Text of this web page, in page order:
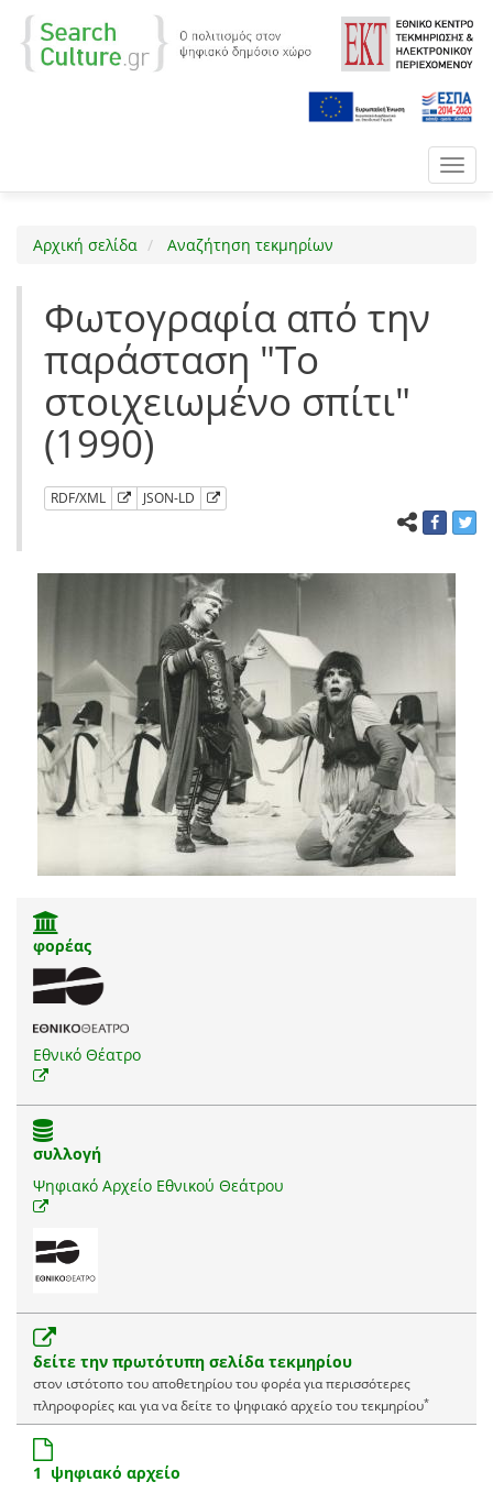
Αρχική σελίδα Αναζήτηση τεκμηρίων
Φωτογραφία από την
παράσταση "Το
στοιχειωμένο σπίτι"
(1990)
RDF/XML JSON-LD
φορέας
Εθνικό Θέατρο
συλλογή
Ψηφιακό Αρχείο Εθνικού Θεάτρου
δείτε την πρωτότυπη σελίδα τεκμηρίου
στον ιστότοπο του αποθετηρίου του φορέα για περισσότερες
πληροφορίες και για να δείτε το ψηφιακό αρχείο του τεκμηρίου*
1 ψηφιακό αρχείο